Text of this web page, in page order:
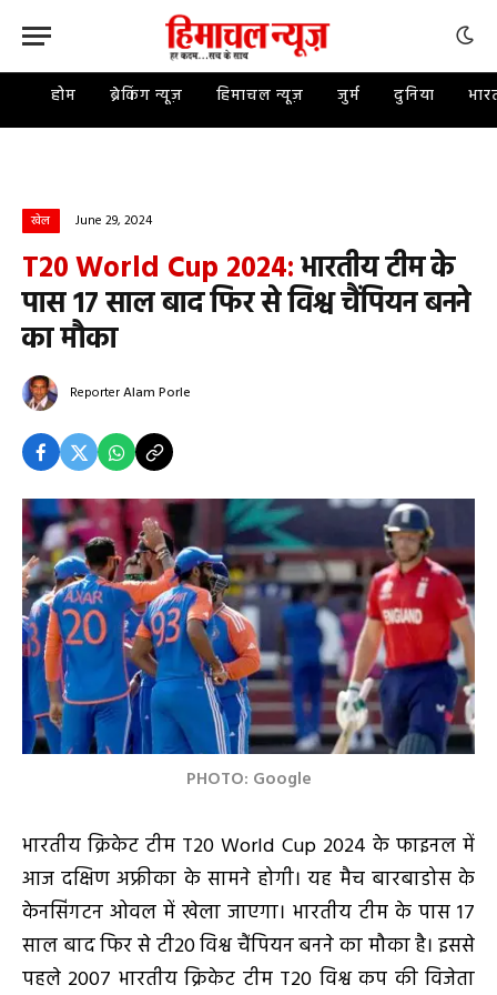
होम ब्रेकिंग न्यूज़ हिमाचल न्यूज़ जुर्म दुनिया
खेल June 29, 2024
T20 World Cup 2024:भारतीय टीम के
पास 17 साल बाद फिर से विश्व चैंपियन बनने
का मौका
ReporterAlam Porle
PHOTO: Google
भारतीय क्रिकेट टीम T20 World Cup 2024 के फाइनल में
आज दक्षिण अफ्रीका के सामने होगी। यह मैच बारबाडोस के
केनसिंगटन ओवल में खेला जाएगा। भारतीय टीम के पास 17
साल बाद फिर से टी20 विश्व चैंपियन बनने का मौका है। इससे
पहले 2007 भारतीय क्रिकेट टीम T20 विश्व कप की विजेता